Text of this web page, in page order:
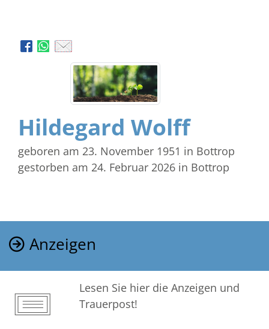
Hildegard Wolff
geboren am 23. November 1951 in Bottrop
gestorben am 24. Februar 2026 in Bottrop
Anzeigen
Lesen Sie hier die Anzeigen und
Trauerpost!